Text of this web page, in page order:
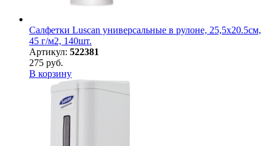
Салфетки Luscan универсальные в рулоне, 25,5х20.5см,
45 г/м2, 140шт.
Артикул: 522381
275 руб.
В корзину